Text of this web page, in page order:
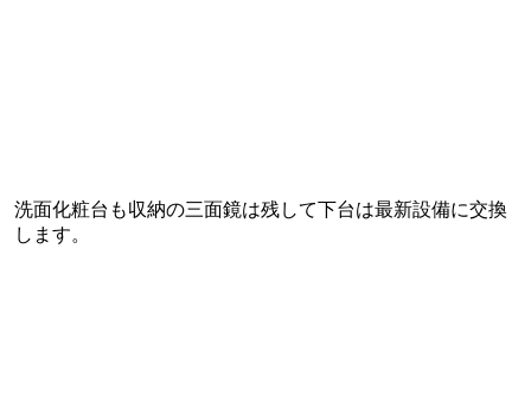
洗面化粧台も収納の三面鏡は残して下台は最新設備に交換
します。